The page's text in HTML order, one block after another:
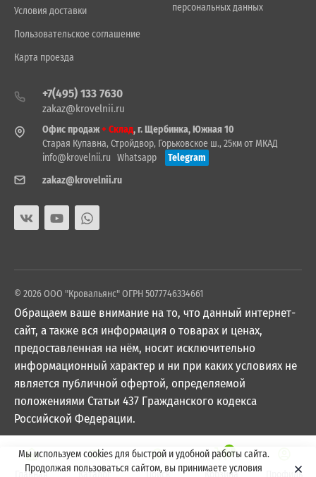
Условия доставки
Пользовательское соглашение
Карта проезда
персональных данных
+7(495) 133 7630
zakaz@krovelnii.ru
Офис продаж+ Склад, г. Щербинка, Южная 10
Старая Купавна, Стройдвор, Горьковское ш., 25км от МКАД
info@krovelnii.ru Whatsapp
Telegram
zakaz@krovelnii.ru
© 2026 ООО "Кровальянс" ОГРН 5077746334661
Обращаем ваше внимание на то, что данный интернет-
сайт, а также вся информация о товарах и ценах,
предоставленная на нём, носит исключительно
информационный характер и ни при каких условиях не
является публичной офертой, определяемой
положениями Статьи 437 Гражданского кодекса
Российской Федерации.
Мы используем cookies для быстрой и удобной работы сайта.
Продолжая пользоваться сайтом, вы принимаете условия
Главная Каталог Поиск
0
Корзина Профиль